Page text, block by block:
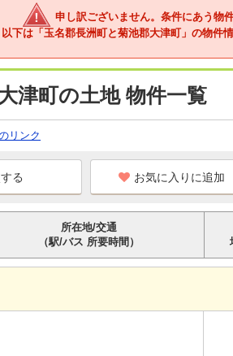
申し訳ございません。条件にあう物
以下は「玉名郡長洲町と菊池郡大津町」の物件
津町の土地 物件一覧
リンク
お気に入りに追加
所在地/交通
（駅/バス 所要時間）